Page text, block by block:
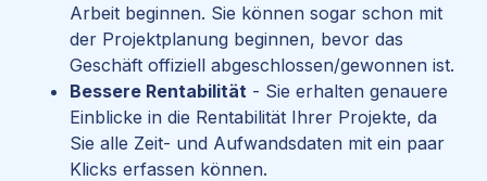
Arbeit beginnen. Sie können sogar schon mit
der Projektplanung beginnen, bevor das
Geschäft offiziell abgeschlossen/gewonnen ist.
Bessere Rentabilität - Sie erhalten genauere
Einblicke in die Rentabilität Ihrer Projekte, da
Sie alle Zeit- und Aufwandsdaten mit ein paar
Klicks erfassen können.